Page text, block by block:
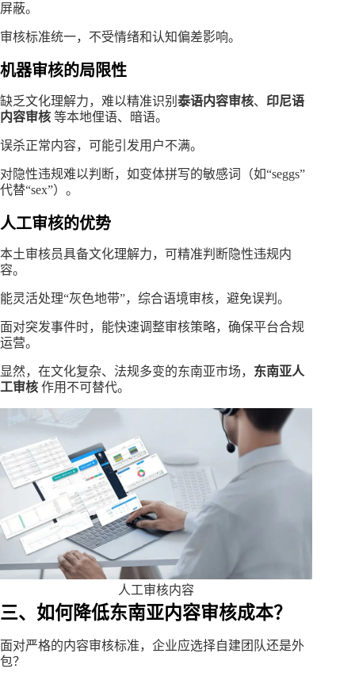
屏蔽。
审核标准统一，不受情绪和认知偏差影响。
机器审核的局限性
缺乏文化理解力，难以精准识别 泰语内容审核、 印尼语
内容审核 等本地俚语、暗语。
误杀正常内容，可能引发用户不满。
对隐性违规难以判断，如变体拼写的敏感词（如“seggs”
代替“sex”）。
人工审核的优势
本土审核员具备文化理解力，可精准判断隐性违规内
容。
能灵活处理“灰色地带”，综合语境审核，避免误判。
面对突发事件时，能快速调整审核策略，确保平台合规
运营。
显然，在文化复杂、法规多变的东南亚市场， 东南亚人
工审核 作用不可替代。
人工审核内容
三、如何降低东南亚内容审核成本？
面对严格的内容审核标准，企业应选择自建团队还是外
包？